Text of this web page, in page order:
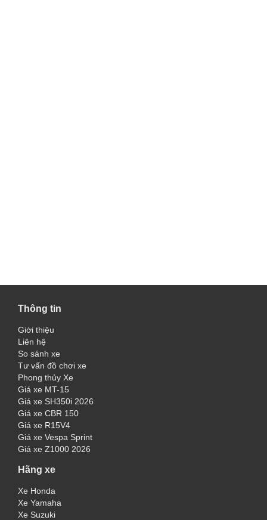
Thông tin
Giới thiệu
Liên hệ
So sánh xe
Tư vấn đồ chơi xe
Phong thủy Xe
Giá xe MT-15
Giá xe SH350i 2026
Giá xe CBR 150
Giá xe R15V4
Giá xe Vespa Sprint
Giá xe Z1000 2026
Hãng xe
Xe Honda
Xe Yamaha
Xe Suzuki